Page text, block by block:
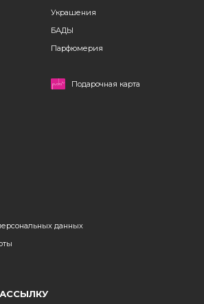
Украшения
БАДЫ
Парфюмерия
Подарочная карта
данных